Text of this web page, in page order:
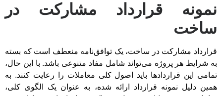
نمونه قرارداد مشارکت در
ساخت
قرارداد مشارکت در ساخت، یک توافق‌نامه منعطف است که بسته
به شرایط هر پروژه می‌تواند شامل مفاد متنوعی باشد. با این حال،
تمامی این قراردادها باید اصول کلی معاملات را رعایت کنند. به
همین دلیل نمونه قرارداد ارائه شده، به عنوان یک الگوی کلی،